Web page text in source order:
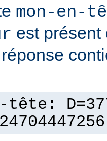
mon-en-
est présent
tête: